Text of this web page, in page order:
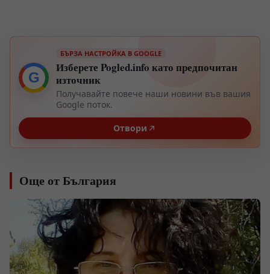
G
БЪРЗА НАСТРОЙКА В GOOGLE
Изберете Pogled.info като предпочитан
източник
Получавайте повече наши новини във вашия
Google поток.
Отвори
Още от България